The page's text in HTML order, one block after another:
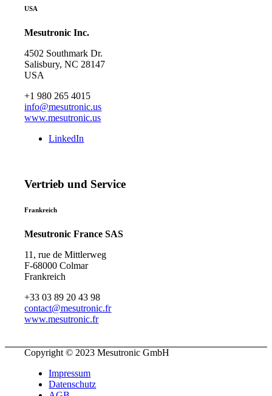
USA
Mesutronic Inc.
4502 Southmark Dr.
Salisbury, NC 28147
USA
+1 980 265 4015
info@mesutronic.us
www.mesutronic.us
LinkedIn
Vertrieb und Service
Frankreich
Mesutronic France SAS
11, rue de Mittlerweg
F-68000 Colmar
Frankreich
+33 03 89 20 43 98
contact@mesutronic.fr
www.mesutronic.fr
Copyright © 2023 Mesutronic GmbH
Impressum
Datenschutz